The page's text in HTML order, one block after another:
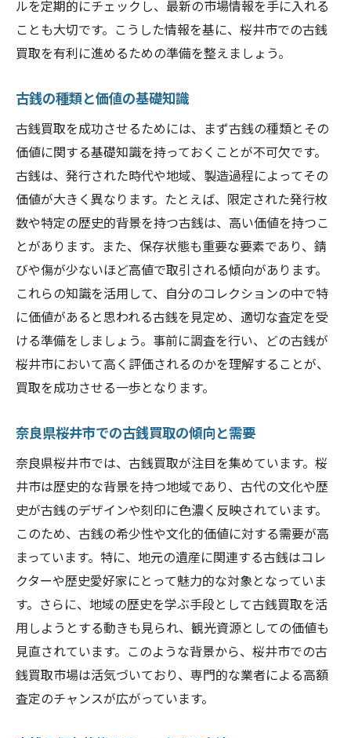
桜井市の市場動向を踏まえた査定基準
古銭の付属品・証明書の重要性
複数業者での査定を効果的に利用する
奈良県桜井市で査定額を上げるための工夫
桜井市特有の査定トラブルとその対策
査定方法を賢く選ぶ！奈良県桜井市での古銭買
取攻略法
来店査定と出張査定のメリット・デメリッ
ト
宅配買取サービスの利用方法と注意点
査定方法別のコストと手数料の比較
奈良県桜井市でおすすめの査定方法とは
査定にかかる時間とその節約法
賢い査定方法の選択で買取額を上げる
極め方
信頼性の高い業者の見分け方
買取契約書とその重要性
奈良県桜井市での詐欺業者を避ける方法
業者の買取ポリシーを確認する
事前に確認すべき業者の評判と実績
信頼できる業者との長期的な関係構築
高額査定を狙え！奈良県桜井市での古銭買取の
秘訣
古銭のメンテナンスで査定額をアップ
季節と市場のタイミングを捉える
ネットオークションと店舗買取の違い
ルを定期的にチェックし、最新の市場情報を手に入れる
ことも大切です。こうした情報を基に、桜井市での古銭
買取を有利に進めるための準備を整えましょう。
古銭の種類と価値の基礎知識
古銭買取を成功させるためには、まず古銭の種類とその
価値に関する基礎知識を持っておくことが不可欠です。
古銭は、発行された時代や地域、製造過程によってその
価値が大きく異なります。たとえば、限定された発行枚
数や特定の歴史的背景を持つ古銭は、高い価値を持つこ
とがあります。また、保存状態も重要な要素であり、錆
びや傷が少ないほど高値で取引される傾向があります。
これらの知識を活用して、自分のコレクションの中で特
に価値があると思われる古銭を見定め、適切な査定を受
ける準備をしましょう。事前に調査を行い、どの古銭が
桜井市において高く評価されるのかを理解することが、
買取を成功させる一歩となります。
奈良県桜井市での古銭買取の傾向と需要
奈良県桜井市では、古銭買取が注目を集めています。桜
井市は歴史的な背景を持つ地域であり、古代の文化や歴
史が古銭のデザインや刻印に色濃く反映されています。
このため、古銭の希少性や文化的価値に対する需要が高
まっています。特に、地元の遺産に関連する古銭はコレ
クターや歴史愛好家にとって魅力的な対象となっていま
す。さらに、地域の歴史を学ぶ手段として古銭買取を活
用しようとする動きも見られ、観光資源としての価値も
見直されています。このような背景から、桜井市での古
銭買取市場は活気づいており、専門的な業者による高額
査定のチャンスが広がっています。